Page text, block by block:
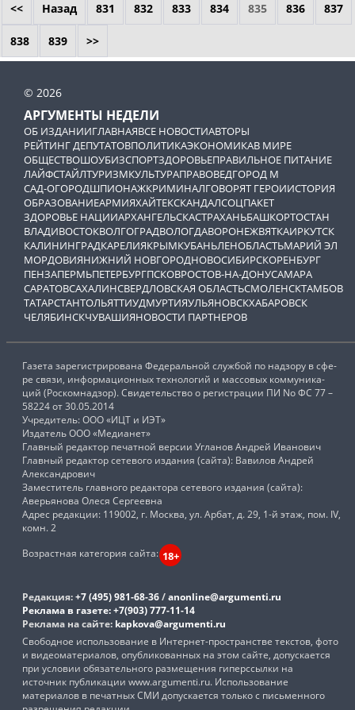
<< Назад 831 832 833 834 835 836 837
838 839 >>
© 2026
АРГУМЕНТЫ НЕДЕЛИ
ОБ ИЗДАНИИГЛАВНАЯВСЕ НОВОСТИАВТОРЫ
РЕЙТИНГ ДЕПУТАТОВПОЛИТИКАЭКОНОМИКАВ МИРЕ
ОБЩЕСТВОШОУБИЗСПОРТЗДОРОВЬЕПРАВИЛЬНОЕ ПИТАНИЕ
ЛАЙФСТАЙЛТУРИЗМКУЛЬТУРАПРАВОВЕДГОРОД М
САД-ОГОРОДШПИОНАЖКРИМИНАЛГОВОРЯТ ГЕРОИИСТОРИЯ
ОБРАЗОВАНИЕАРМИЯХАЙТЕКСКАНДАЛСОЦПАКЕТ
ЗДОРОВЬЕ НАЦИИАРХАНГЕЛЬСКАСТРАХАНЬБАШКОРТОСТАН
ВЛАДИВОСТОКВОЛГОГРАДВОЛОГДАВОРОНЕЖВЯТКАИРКУТСК
КАЛИНИНГРАДКАРЕЛИЯКРЫМКУБАНЬЛЕНОБЛАСТЬМАРИЙ ЭЛ
МОРДОВИЯНИЖНИЙ НОВГОРОДНОВОСИБИРСКОРЕНБУРГ
ПЕНЗАПЕРМЬПЕТЕРБУРГПСКОВРОСТОВ-НА-ДОНУСАМАРА
САРАТОВСАХАЛИНСВЕРДЛОВСКАЯ ОБЛАСТЬСМОЛЕНСКТАМБОВ
ТАТАРСТАНТОЛЬЯТТИУДМУРТИЯУЛЬЯНОВСКХАБАРОВСК
ЧЕЛЯБИНСКЧУВАШИЯНОВОСТИ ПАРТНЕРОВ
Газета зарегистрирована Федеральной службой по надзору в сфе-
ре связи, информационных технологий и массовых коммуника-
ций (Роскомнадзор). Свидетельство о регистрации ПИ No ФС 77 –
58224 от 30.05.2014
Учредитель: ООО «ИЦТ и ИЭТ»
Издатель ООО «Медианет»
Главный редактор печатной версии Угланов Андрей Иванович
Главный редактор сетевого издания (сайта): Вавилов Андрей
Александрович
Заместитель главного редактора сетевого издания (сайта):
Аверьянова Олеся Сергеевна
Адрес редакции: 119002, г. Москва, ул. Арбат, д. 29, 1-й этаж, пом. IV,
комн. 2
Возрастная категория сайта: 18+
Редакция:+7 (495) 981-68-36/anonline@argumenti.ru
Реклама в газете:+7(903) 777-11-14
Реклама на сайте: kapkova@argumenti.ru
Свободное использование в Интернет-пространстве текстов, фото
и видеоматериалов, опубликованных на этом сайте, допускается
при условии обязательного размещения гиперссылки на
источник публикации www.argumenti.ru. Использование
материалов в печатных СМИ допускается только с письменного